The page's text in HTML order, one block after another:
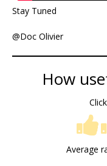
Stay Tuned
@Doc Olivier
How
Average